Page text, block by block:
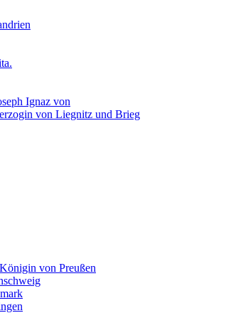
Ignaz von
von Liegnitz und Brieg
von Preußen